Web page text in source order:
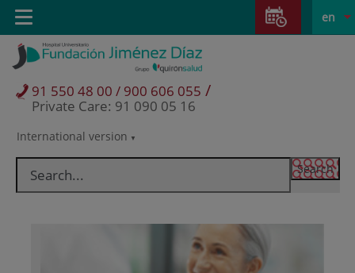
Jump to content
Jump
content
Language
selector
Active
en
International version
91 550 48 00 / 900 606 055 /
Private Care: 91 090 05 16
Toggle
navigation